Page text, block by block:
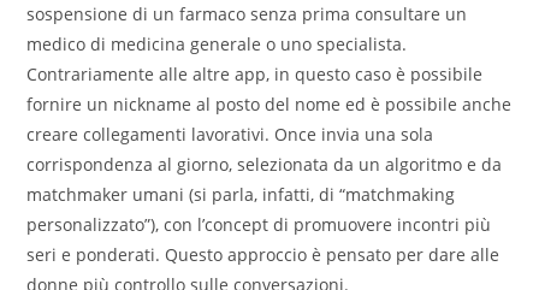
sospensione di un farmaco senza prima consultare un
medico di medicina generale o uno specialista.
Contrariamente alle altre app, in questo caso è possibile
fornire un nickname al posto del nome ed è possibile anche
creare collegamenti lavorativi. Once invia una sola
corrispondenza al giorno, selezionata da un algoritmo e da
matchmaker umani (si parla, infatti, di “matchmaking
personalizzato”), con l’concept di promuovere incontri più
seri e ponderati. Questo approccio è pensato per dare alle
donne più controllo sulle conversazioni.